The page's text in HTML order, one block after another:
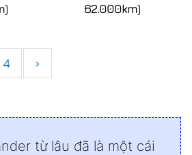
62.000km)
4 ›
từ lâu đã là một cái